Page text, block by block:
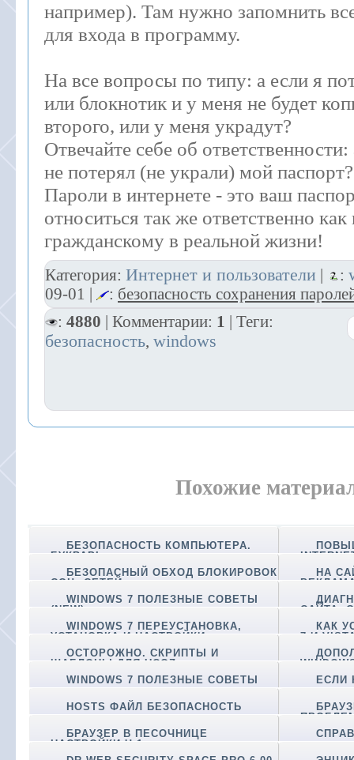
например). Там нужно запомнить
для входа в программу.
На все вопросы по типу: а если я
или блокнотик и у меня не будет
второго, или у меня украдут?
Отвечайте себе об
не потерял (не украли) мой паспорт?
Пароли в интернете - это ваш
относиться так же ответственно
гражданскому в реальной жизни!
Категория: Интернет и пользователи :
09-01 : безопасность сохранения
: 4880 | Комментарии: 1 | Теги:
безопасность, windows
Похожие
БЕЗОПАСНОСТЬ КОМПЬЮТЕРА.
БУКВАРЬ
БЕЗОПАСНЫЙ ОБХОД БЛОКИРОВОК
СОЦ. СЕТЕЙ
НА
WINDOWS 7 ПОЛЕЗНЫЕ СОВЕТЫ
(NEW)
САЙТА.
WINDOWS 7 ПЕРЕУСТАНОВКА,
УСТАНОВКА И НАСТРОЙКИ
КАК
7 И
ОСТОРОЖНО. СКРИПТЫ И
ШАБЛОНЫ ДЛЯ UCOZ
WINDOWS 7 ПОЛЕЗНЫЕ СОВЕТЫ
ЕСЛИ
HOSTS ФАЙЛ БЕЗОПАСНОСТЬ
БРАУЗЕР В ПЕСОЧНИЦЕ
НАСТРОЙКИ Ч.1